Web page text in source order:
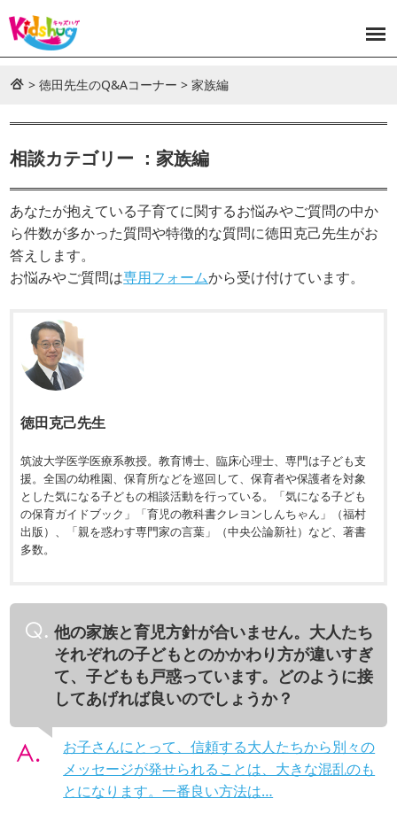
>徳田先生のQ&Aコーナー >家族編
相談カテゴリー ：家族編
あなたが抱えている子育てに関するお悩みやご質問の中か
ら件数が多かった質問や特徴的な質問に徳田克己先生がお
答えします。
お悩みやご質問は専用フォームから受け付けています。
徳田克己先生
筑波大学医学医療系教授。教育博士、臨床心理士、専門は子ども支
援。全国の幼稚園、保育所などを巡回して、保育者や保護者を対象
とした気になる子どもの相談活動を行っている。「気になる子ども
の保育ガイドブック」「育児の教科書クレヨンしんちゃん」（福村
出版）、「親を惑わす専門家の言葉」（中央公論新社）など、著書
多数。
他の家族と育児方針が合いません。大人たち
それぞれの子どもとのかかわり方が違いすぎ
て、子どもも戸惑っています。どのように接
してあげれば良いのでしょうか？
お子さんにとって、信頼する大人たちから別々の
メッセージが発せられることは、大きな混乱のも
とになります。一番良い方法は…